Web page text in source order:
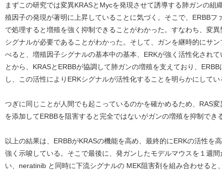
まずこの研究では変異KRASとMycを発現させて誘導する肺ガンの組
殖因子の発現が著明に上昇していることに気づく。そこで、ERBB
で処理すると増殖を強く抑制できることがわかった。すなわち、変
シグナルが必要であることがわかった。そして、ガンを継時的にサ
べると、増殖因子シグナルの基本中の基本、ERKが強く活性化され
とから、KRASとERBBが協調して肺ガンの増殖を支えており、
し、この活性によりERKシグナルが活性化することを明らかにしてい
つぎに同じことが人間でも起こっているのかを確かめるため、RAS
を添加してERBBを阻害すると完全ではないがガンの増殖を抑制でき
以上の結果は、ERBBがKRASの機能を高め、最終的にERKの活性を
強く示唆している。そこで最後に、発ガンしたモデルマウスを１週
い、neratinib と同時に下流シグナルの MEK阻害剤を組み合わせると